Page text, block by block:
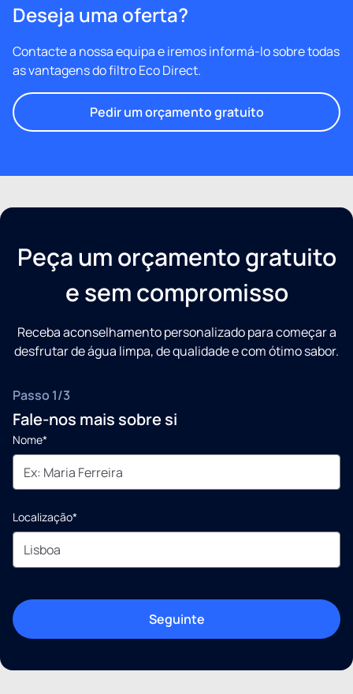
Deseja uma oferta?
Contacte a nossa equipa e iremos informá-lo sobre todas
as vantagens do filtro Eco Direct.
Pedir um orçamento gratuito
Peça um orçamento gratuito
e sem compromisso
Receba aconselhamento personalizado para começar a
desfrutar de água limpa, de qualidade e com ótimo sabor.
Passo 1/3
Fale-nos mais sobre si
Nome*
Localização*
Seguinte